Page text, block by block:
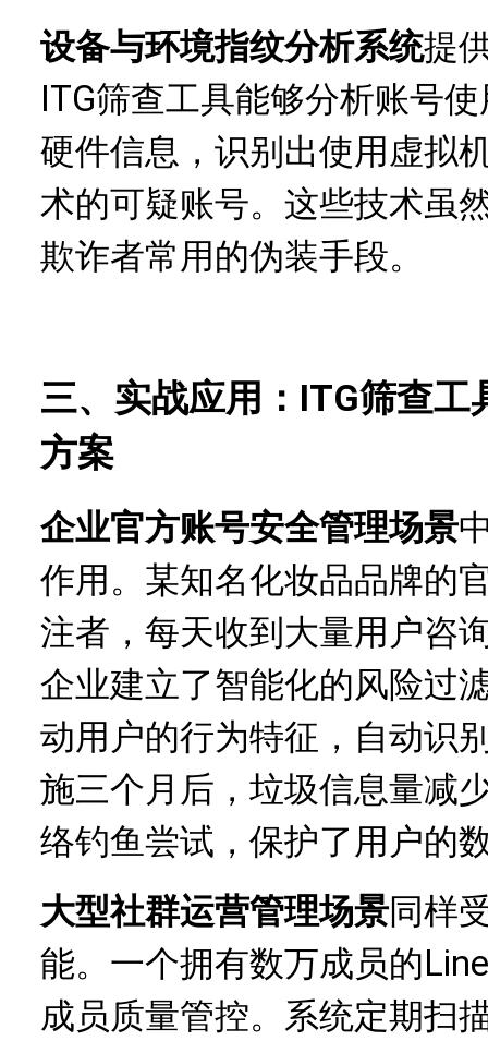
设备与环境指纹分析系统提
ITG筛查工具能够分析账号
硬件信息，识别出使用虚拟
术的可疑账号。这些技术虽
欺诈者常用的伪装手段。
三、实战应用：ITG筛查
方案
企业官方账号安全管理场景
作用。某知名化妆品品牌的
注者，每天收到大量用户咨
企业建立了智能化的风险过
动用户的行为特征，自动识
施三个月后，垃圾信息量减
络钓鱼尝试，保护了用户的
大型社群运营管理场景同样
能。一个拥有数万成员的
成员质量管控。系统定期扫